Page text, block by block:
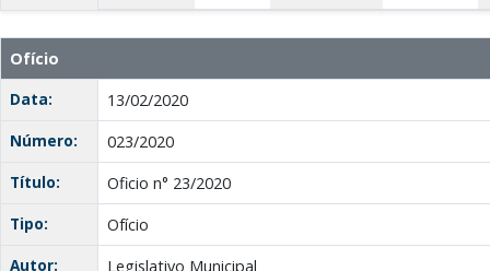
Ofício
Data:
13/02/2020
Número:
023/2020
Título:
Oficio n° 23/2020
Tipo:
Ofício
Autor:
Legislativo Municipal